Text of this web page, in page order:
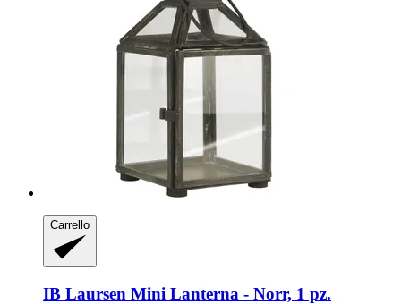
Carrello
IB Laursen Mini Lanterna -​ Norr, 1 pz.